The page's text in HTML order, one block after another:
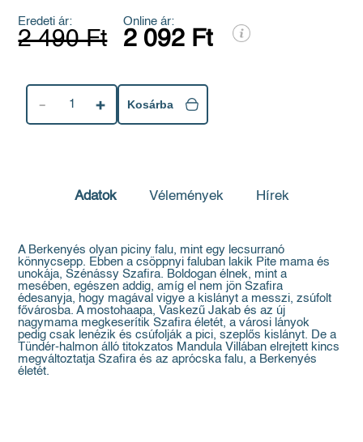
Eredeti ár:
2 490 Ft
Online ár:
2 092 Ft
1 Kosárba
Adatok Vélemények Hírek
A Berkenyés olyan piciny falu, mint egy lecsurranó
könnycsepp. Ebben a csöppnyi faluban lakik Pite mama és
unokája, Szénássy Szafira. Boldogan élnek, mint a
mesében, egészen addig, amíg el nem jön Szafira
édesanyja, hogy magával vigye a kislányt a messzi, zsúfolt
fővárosba. A mostohaapa, Vaskezű Jakab és az új
nagymama megkeserítik Szafira életét, a városi lányok
pedig csak lenézik és csúfolják a pici, szeplős kislányt. De a
Tündér-halmon álló titokzatos Mandula Villában elrejtett kincs
megváltoztatja Szafira és az aprócska falu, a Berkenyés
életét.